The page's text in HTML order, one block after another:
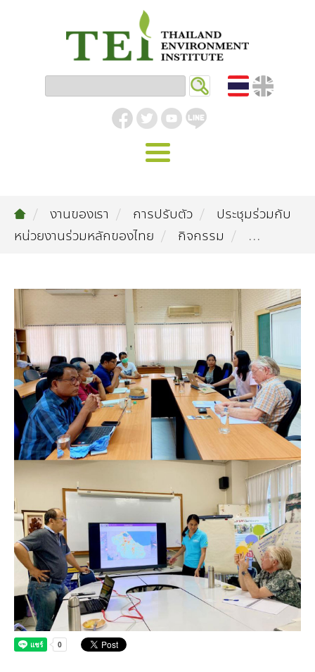
รู้จัก ม.ส.ท.
วิสัยทัศน์ | พันธกิจ
คณะกรรมการมูลนิธิ
คณะกรรมการบริหารสถาบัน
คณะผู้บริหาร
เจ้าหน้าที่
วิถีเรา
รายงานประจำปี | รายงานงบการเงิน
สำนักงานสีเขียว
รางวัลและเกียรติประวัติ
กองทุน
กองทุน ดร.ธีระ พันธุมวนิช
งานของเรา
อุตสาหกรรมยั่งยืน
มลพิษอุตสาหกรรม
สิ่งแวดล้อมเมืองและชุมชน
ชุมชนและเมืองน่าอยู่
ขยะชุมชน-ขยะอาหาร
ขยะพลาสติก
ฝุ่น PM2.5
การผลิตและการบริโภคยั่งยืน
ฉลากเขียว
ฉลากสิ่งแวดล้อม
บริการที่เป็นมิตรกับสิ่งแวดล้อม
ที่ปรึกษาคาร์บอนฟุตพริ้นท์
จัดซื้อจัดจ้างที่เป็นมิตรกับสิ่งแวดล้อม
ทรัพยากรธรรมชาติ
ทรัพยากรทางบก
ทรัพยากรทางทะเลและชายฝั่ง
ความหลากหลายทางชีวภาพ
การเปลี่ยนแปลงสภาพภูมิอากาศ
การลดก๊าซเรือนกระจก
การพัฒนาบุคลากรด้านสิ่งแวดล้อม
สิ่งแวดล้อมศึกษา
นโยบาย แผน เครือข่ายสิ่งแวดล้อม
นโยบายและแผนสิ่งแวดล้อม
TBCSD
บทความ
อินโฟกราฟิก | โปสเตอร์
คลิปวิดีโอ
เอกสารเผยแพร่
สิ่งพิมพ์จำหน่าย
กิจกรรมข่าวสาร
กิจกรรมของเรา
ข่าวสิ่งแวดล้อม
ร่วมงานกับเรา
งาน
ฝึกงาน
ติดต่อเรา
งานของเรา การปรับตัว
ประชุมร่วมกับ
หน่วยงานร่วมหลักของไทย
กิจกรรม ...